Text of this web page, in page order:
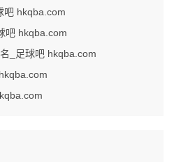
吧 hkqba.com
吧 hkqba.com
_足球吧 hkqba.com